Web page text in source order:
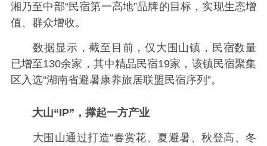
湘乃至中部“民宿第一高地”品牌的目标，实现生态增
值、群众增收。
数据显示，截至目前，仅大围山镇，民宿数量
已增至130余家，其中精品民宿19家，该镇民宿聚集
区入选“湖南省避暑康养旅居联盟民宿序列”。
大山“IP”，撑起一方产业
大围山通过打造“春赏花、夏避暑、秋登高、冬